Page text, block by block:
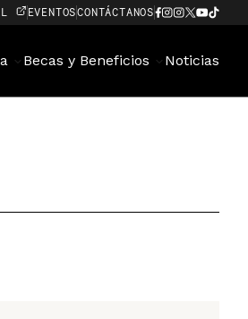
EVENTOSCONTÁCTANOS
Becas y Beneficios Noticias